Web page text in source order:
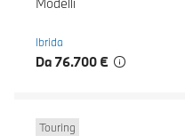
Modelli
Ibrida
Da 76.700 €
Touring